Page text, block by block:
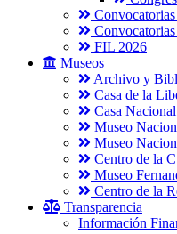
FIL 2026
Museos
Archivo y
Casa de la
Casa
Museo
Museo
Centro de la
Museo
Centro de la
Transparencia
Información